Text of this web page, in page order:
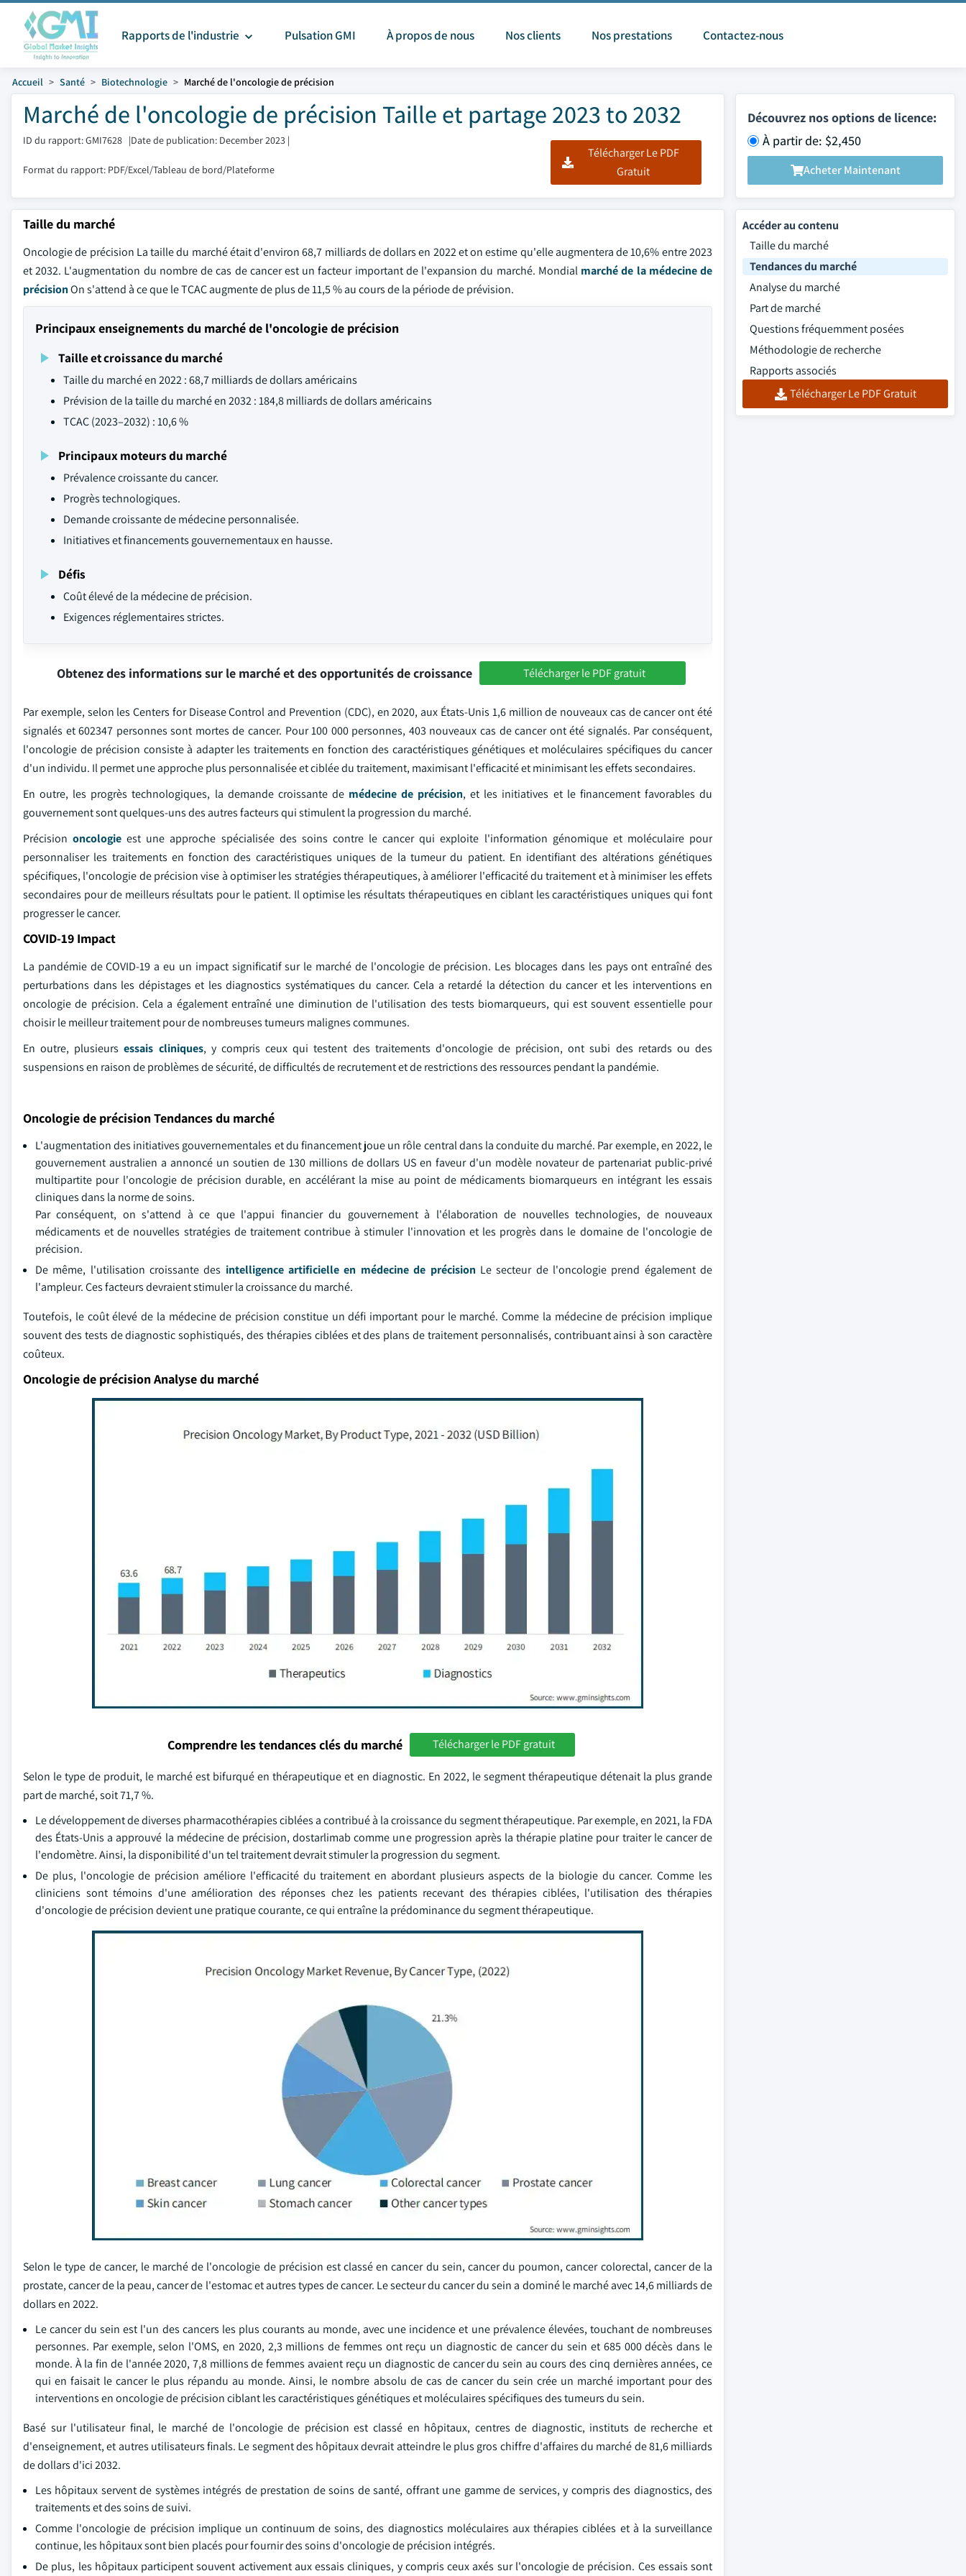
Rapports de l'industrie Pulsation GMI À propos de nous Nos clients Nos prestations Contactez-nous
Accueil Santé Biotechnologie Marché de l'oncologie de précision
Marché de l'oncologie de précision Taille et partage 2023 to 2032
ID du rapport: GMI7628 |Date de publication: December 2023 |
Format du rapport: PDF/Excel/Tableau de bord/Plateforme
Télécharger Le PDF
Gratuit
Découvrez nos options de licence:
À partir de: $2,450
Acheter Maintenant
Taille du marché
Oncologie de précision La taille du marché était d'environ 68,7 milliards de dollars en 2022 et on estime qu'elle augmentera de 10,6% entre 2023
et 2032. L'augmentation du nombre de cas de cancer est un facteur important de l'expansion du marché. Mondial marché de la médecine de
précisionOn s'attend à ce que le TCAC augmente de plus de 11,5 % au cours de la période de prévision.
Principaux enseignements du marché de l'oncologie de précision
Taille et croissance du marché
Taille du marché en 2022 : 68,7 milliards de dollars américains
Prévision de la taille du marché en 2032 : 184,8 milliards de dollars américains
TCAC (2023–2032) : 10,6 %
Principaux moteurs du marché
Prévalence croissante du cancer.
Progrès technologiques.
Demande croissante de médecine personnalisée.
Initiatives et financements gouvernementaux en hausse.
Défis
Coût élevé de la médecine de précision.
Exigences réglementaires strictes.
Obtenez des informations sur le marché et des opportunités de croissance Télécharger le PDF gratuit
Par exemple, selon les Centers for Disease Control and Prevention (CDC), en 2020, aux États-Unis 1,6 million de nouveaux cas de cancer ont été
signalés et 602347 personnes sont mortes de cancer. Pour 100 000 personnes, 403 nouveaux cas de cancer ont été signalés. Par conséquent,
l'oncologie de précision consiste à adapter les traitements en fonction des caractéristiques génétiques et moléculaires spécifiques du cancer
d'un individu. Il permet une approche plus personnalisée et ciblée du traitement, maximisant l'efficacité et minimisant les effets secondaires.
En outre, les progrès technologiques, la demande croissante de médecine de précision, et les initiatives et le financement favorables du
gouvernement sont quelques-uns des autres facteurs qui stimulent la progression du marché.
Précisiononcologie est une approche spécialisée des soins contre le cancer qui exploite l'information génomique et moléculaire pour
personnaliser les traitements en fonction des caractéristiques uniques de la tumeur du patient. En identifiant des altérations génétiques
spécifiques, l'oncologie de précision vise à optimiser les stratégies thérapeutiques, à améliorer l'efficacité du traitement et à minimiser les effets
secondaires pour de meilleurs résultats pour le patient. Il optimise les résultats thérapeutiques en ciblant les caractéristiques uniques qui font
progresser le cancer.
COVID-19 Impact
La pandémie de COVID-19 a eu un impact significatif sur le marché de l'oncologie de précision. Les blocages dans les pays ont entraîné des
perturbations dans les dépistages et les diagnostics systématiques du cancer. Cela a retardé la détection du cancer et les interventions en
oncologie de précision. Cela a également entraîné une diminution de l'utilisation des tests biomarqueurs, qui est souvent essentielle pour
choisir le meilleur traitement pour de nombreuses tumeurs malignes communes.
En outre, plusieursessais cliniques, y compris ceux qui testent des traitements d'oncologie de précision, ont subi des retards ou des
suspensions en raison de problèmes de sécurité, de difficultés de recrutement et de restrictions des ressources pendant la pandémie.
Oncologie de précision Tendances du marché
L'augmentation des initiatives gouvernementales et du financement joue un rôle central dans la conduite du marché. Par exemple, en 2022, le
gouvernement australien a annoncé un soutien de 130 millions de dollars US en faveur d'un modèle novateur de partenariat public-privé
multipartite pour l'oncologie de précision durable, en accélérant la mise au point de médicaments biomarqueurs en intégrant les essais
cliniques dans la norme de soins.
Par conséquent, on s'attend à ce que l'appui financier du gouvernement à l'élaboration de nouvelles technologies, de nouveaux
médicaments et de nouvelles stratégies de traitement contribue à stimuler l'innovation et les progrès dans le domaine de l'oncologie de
précision.
De même, l'utilisation croissante des intelligence artificielle en médecine de précisionLe secteur de l'oncologie prend également de
l'ampleur. Ces facteurs devraient stimuler la croissance du marché.
Toutefois, le coût élevé de la médecine de précision constitue un défi important pour le marché. Comme la médecine de précision implique
souvent des tests de diagnostic sophistiqués, des thérapies ciblées et des plans de traitement personnalisés, contribuant ainsi à son caractère
coûteux.
Oncologie de précision Analyse du marché
Comprendre les tendances clés du marché Télécharger le PDF gratuit
Selon le type de produit, le marché est bifurqué en thérapeutique et en diagnostic. En 2022, le segment thérapeutique détenait la plus grande
part de marché, soit 71,7 %.
Le développement de diverses pharmacothérapies ciblées a contribué à la croissance du segment thérapeutique. Par exemple, en 2021, la FDA
des États-Unis a approuvé la médecine de précision, dostarlimab comme une progression après la thérapie platine pour traiter le cancer de
l'endomètre. Ainsi, la disponibilité d'un tel traitement devrait stimuler la progression du segment.
De plus, l'oncologie de précision améliore l'efficacité du traitement en abordant plusieurs aspects de la biologie du cancer. Comme les
cliniciens sont témoins d'une amélioration des réponses chez les patients recevant des thérapies ciblées, l'utilisation des thérapies
d'oncologie de précision devient une pratique courante, ce qui entraîne la prédominance du segment thérapeutique.
Selon le type de cancer, le marché de l'oncologie de précision est classé en cancer du sein, cancer du poumon, cancer colorectal, cancer de la
prostate, cancer de la peau, cancer de l'estomac et autres types de cancer. Le secteur du cancer du sein a dominé le marché avec 14,6 milliards de
dollars en 2022.
Le cancer du sein est l'un des cancers les plus courants au monde, avec une incidence et une prévalence élevées, touchant de nombreuses
personnes. Par exemple, selon l'OMS, en 2020, 2,3 millions de femmes ont reçu un diagnostic de cancer du sein et 685 000 décès dans le
monde. À la fin de l'année 2020, 7,8 millions de femmes avaient reçu un diagnostic de cancer du sein au cours des cinq dernières années, ce
qui en faisait le cancer le plus répandu au monde. Ainsi, le nombre absolu de cas de cancer du sein crée un marché important pour des
interventions en oncologie de précision ciblant les caractéristiques génétiques et moléculaires spécifiques des tumeurs du sein.
Basé sur l'utilisateur final, le marché de l'oncologie de précision est classé en hôpitaux, centres de diagnostic, instituts de recherche et
d'enseignement, et autres utilisateurs finals. Le segment des hôpitaux devrait atteindre le plus gros chiffre d'affaires du marché de 81,6 milliards
de dollars d'ici 2032.
Les hôpitaux servent de systèmes intégrés de prestation de soins de santé, offrant une gamme de services, y compris des diagnostics, des
traitements et des soins de suivi.
Comme l'oncologie de précision implique un continuum de soins, des diagnostics moléculaires aux thérapies ciblées et à la surveillance
continue, les hôpitaux sont bien placés pour fournir des soins d'oncologie de précision intégrés.
De plus, les hôpitaux participent souvent activement aux essais cliniques, y compris ceux axés sur l'oncologie de précision. Ces essais sont
Accéder au contenu
Taille du marché
Tendances du marché
Analyse du marché
Part de marché
Questions fréquemment posées
Méthodologie de recherche
Rapports associés
Télécharger Le PDF Gratuit